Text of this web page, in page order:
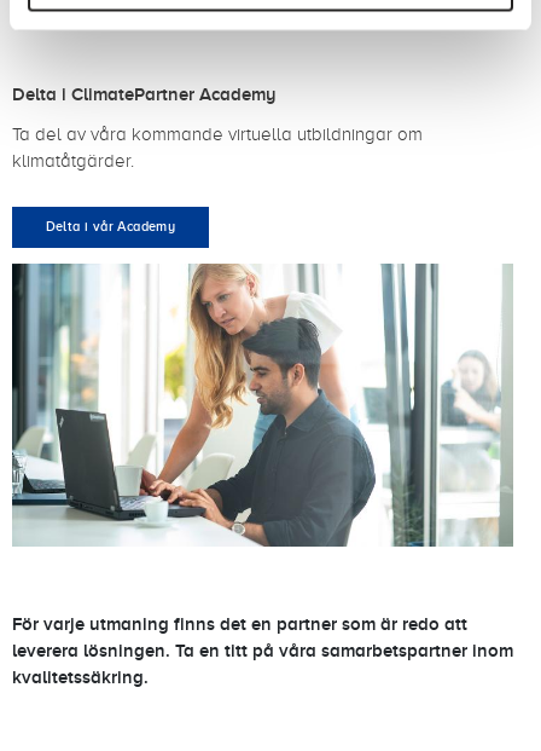
Delta i ClimatePartner Academy
Ta del av våra kommande virtuella utbildningar om
klimatåtgärder.
Delta i vår Academy
För varje utmaning finns det en partner som är redo att
leverera lösningen. Ta en titt på våra samarbetspartner inom
kvalitetssäkring.